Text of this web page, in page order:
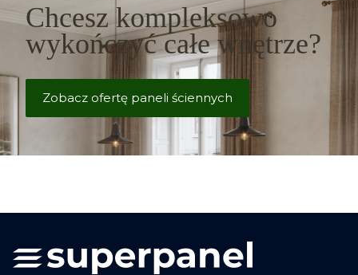
Chcesz kompleksowo
wykończyć całe wnętrze?
Zobacz ofertę paneli ściennych